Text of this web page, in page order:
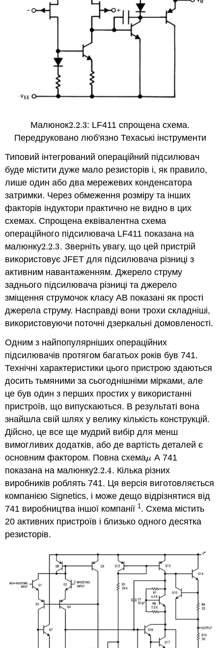
Малюнок2.2.3
2.2.3: LF411 спрощена схема.
Передруковано люб'язно Техаські інструменти
Типовий інтегрований операційний підсилювач
буде містити дуже мало резисторів і, як правило,
лише один або два мережевих конденсатора
затримки. Через обмеження розміру та інших
факторів індуктори практично не видно в цих
схемах. Спрощена еквівалентна схема
операційного підсилювача LF411 показана на
малюнку2.2.3
2.2.3. Зверніть увагу, що цей пристрій
використовує JFET для підсилювача різниці з
активним навантаженням. Джерело струму
заднього підсилювача різниці та джерело
зміщення струмочок класу AB показані як прості
джерела струму. Насправді вони трохи складніші,
використовуючи поточні дзеркальні домовленості.
Одним з найпопулярніших операційних
підсилювачів протягом багатьох років був 741.
Технічні характеристики цього пристрою здаються
досить тьмяними за сьогоднішніми мірками, але
це був один з перших простих у використанні
пристроїв, що випускаються. В результаті вона
знайшла свій шлях у велику кількість конструкцій.
Дійсно, це все ще мудрий вибір для менш
вимогливих додатків, або де вартість деталей є
основним фактором. Повна схемаμ
μ А 741
показана на малюнку2.2.4
2.2.4. Кілька різних
виробників роблять 741. Ця версія виготовляється
компанією Signetics, і може дещо відрізнятися від
741 виробництва іншої компанії 1. Схема містить
20 активних пристроїв і близько одного десятка
резисторів.